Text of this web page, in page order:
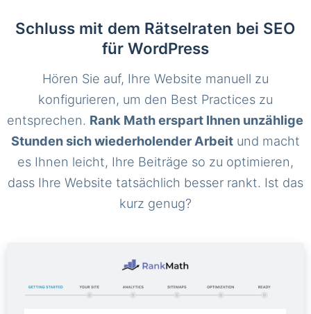
Schluss mit dem Rätselraten bei SEO
für WordPress
Hören Sie auf, Ihre Website manuell zu
konfigurieren, um den Best Practices zu
entsprechen. Rank Math erspart Ihnen unzählige
Stunden sich wiederholender Arbeitund macht
es Ihnen leicht, Ihre Beiträge so zu optimieren,
dass Ihre Website tatsächlich besser rankt. Ist das
kurz genug?